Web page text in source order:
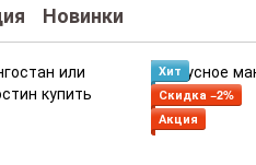
Новинки
Хит
Скидка −2%
Акция